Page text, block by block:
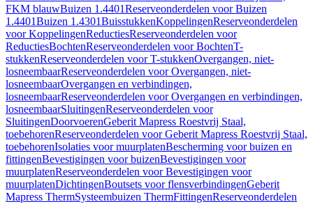
FKM blauwBuizen 1.4401Reserveonderdelen voor Buizen
1.4401Buizen 1.4301BuisstukkenKoppelingenReserveonderdelen
voor KoppelingenReductiesReserveonderdelen voor
ReductiesBochtenReserveonderdelen voor BochtenT-
stukkenReserveonderdelen voor T-stukkenOvergangen, niet-
losneembaarReserveonderdelen voor Overgangen, niet-
losneembaarOvergangen en verbindingen,
losneembaarReserveonderdelen voor Overgangen en verbindingen,
losneembaarSluitingenReserveonderdelen voor
SluitingenDoorvoerenGeberit Mapress Roestvrij Staal,
toebehorenReserveonderdelen voor Geberit Mapress Roestvrij Staal,
toebehorenIsolaties voor muurplatenBescherming voor buizen en
fittingenBevestigingen voor buizenBevestigingen voor
muurplatenReserveonderdelen voor Bevestigingen voor
muurplatenDichtingenBoutsets voor flensverbindingenGeberit
Mapress ThermSysteembuizen ThermFittingenReserveonderdelen